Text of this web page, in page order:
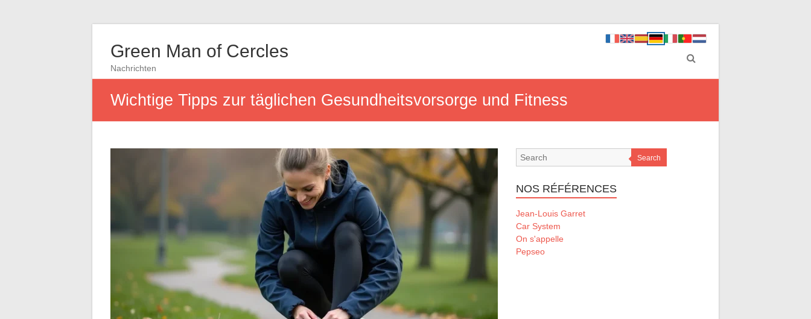
Green Man of Cercles
Nachrichten
Wichtige Tipps zur täglichen Gesundheitsvorsorge und Fitness
Search
NOS RÉFÉRENCES
Jean-Louis Garret
Car System
On s'appelle
Pepseo